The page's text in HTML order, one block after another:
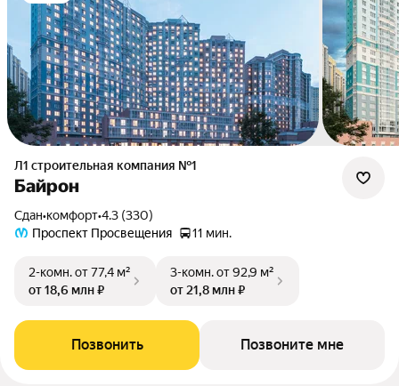
Л1 cтроительная компания №1
Байрон
Сдан•комфорт•4.3 (330)
Проспект Просвещения
11 мин.
2-комн.от 77,4 м²
от 18,6 млн ₽
3-комн.от 92,9 м²
от 21,8 млн ₽
Позвонить Позвоните мне